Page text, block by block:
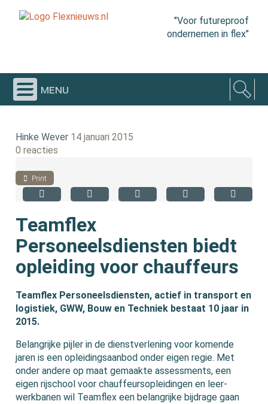
"Voor futureproof
ondernemen in flex"
menu
Hinke Wever 14 januari 2015
0 reacties
Print
Teamflex
Personeelsdiensten biedt
opleiding voor chauffeurs
Teamflex Personeelsdiensten, actief in transport en
logistiek, GWW, Bouw en Techniek bestaat 10 jaar in
2015.
Belangrijke pijler in de dienstverlening voor komende
jaren is een opleidingsaanbod onder eigen regie. Met
onder andere op maat gemaakte assessments, een
eigen rijschool voor chauffeursopleidingen en leer-
werkbanen wil Teamflex een belangrijke bijdrage gaan